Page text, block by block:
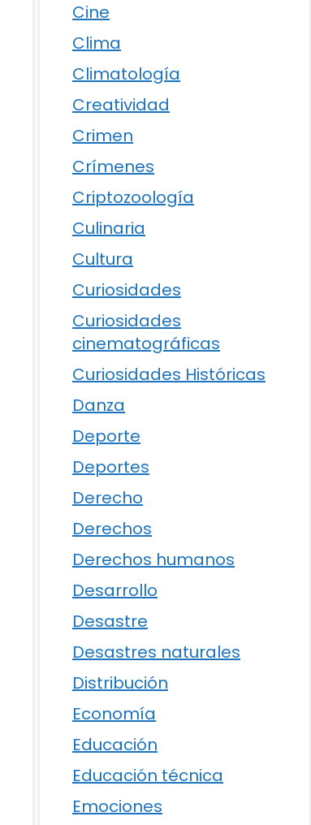
Cine
Clima
Climatología
Creatividad
Crimen
Crímenes
Criptozoología
Culinaria
Cultura
Curiosidades
Curiosidades
cinematográficas
Curiosidades Históricas
Danza
Deporte
Deportes
Derecho
Derechos
Derechos humanos
Desarrollo
Desastre
Desastres naturales
Distribución
Economía
Educación
Educación técnica
Emociones